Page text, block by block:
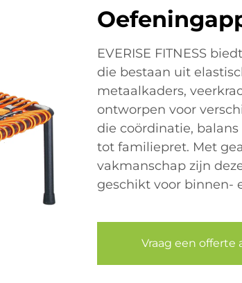
EVERISE FITNESS
die bestaan uit
metaalkaders,
ontworpen voor
die coördinatie,
tot familiepret. Met
vakmanschap zijn
geschikt voor binnen-
Vraag een offerte